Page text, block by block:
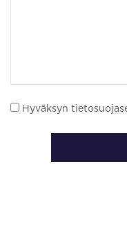
Hyväksyn